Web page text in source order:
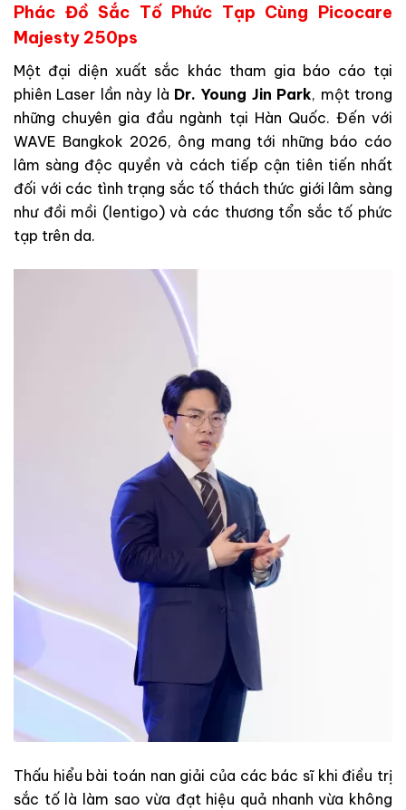
Phác Đồ Sắc Tố Phức Tạp Cùng Picocare
Majesty 250ps
Một đại diện xuất sắc khác tham gia báo cáo tại
phiên Laser lần này là Dr. Young Jin Park, một trong
những chuyên gia đầu ngành tại Hàn Quốc. Đến với
WAVE Bangkok 2026, ông mang tới những báo cáo
lâm sàng độc quyền và cách tiếp cận tiên tiến nhất
đối với các tình trạng sắc tố thách thức giới lâm sàng
như đồi mồi (lentigo) và các thương tổn sắc tố phức
tạp trên da.
Thấu hiểu bài toán nan giải của các bác sĩ khi điều trị
sắc tố là làm sao vừa đạt hiệu quả nhanh vừa không